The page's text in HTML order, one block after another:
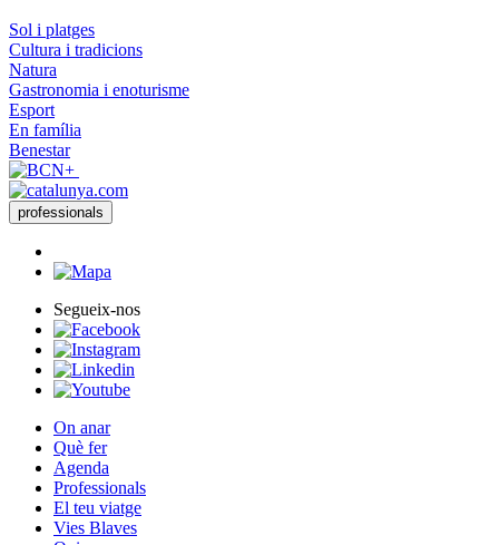
Sol i platges
Cultura i tradicions
Natura
Gastronomia i enoturisme
Esport
En família
Benestar
professionals
Segueix-nos
On anar
Què fer
Agenda
Professionals
El teu viatge
Vies Blaves